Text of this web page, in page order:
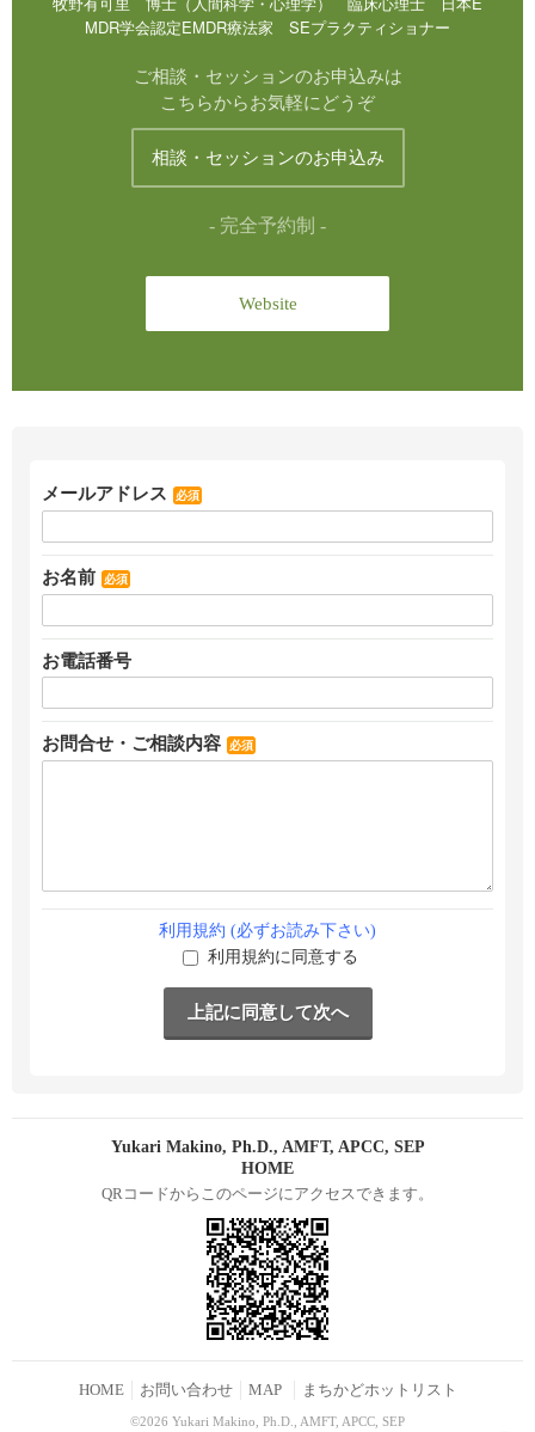
MDR学会認定EMDR療法家 SEプラクティショナー
ご相談・セッションのお申込みは
こちらからお気軽にどうぞ
相談・セッションのお申込み
- 完全予約制 -
Website
メールアドレス 必須
お名前 必須
お電話番号
お問合せ・ご相談内容 必須
利用規約 (必ずお読み下さい)
利用規約に同意する
Yukari Makino, Ph.D., AMFT, APCC, SEP
HOME
QRコードからこのページにアクセスできます。
HOME お問い合わせ MAP まちかどホットリスト
©2026 Yukari Makino, Ph.D., AMFT, APCC, SEP